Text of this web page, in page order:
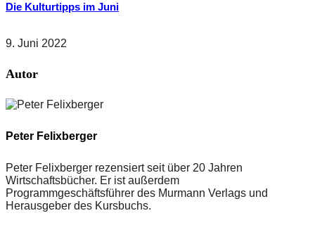
Die Kulturtipps im Juni
9. Juni 2022
Autor
Peter Felixberger
Peter Felixberger rezensiert seit über 20 Jahren
Wirtschaftsbücher. Er ist außerdem
Programmgeschäftsführer des Murmann Verlags und
Herausgeber des Kursbuchs.